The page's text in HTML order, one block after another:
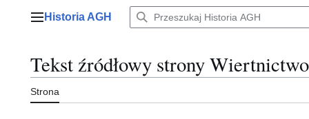
Menu główne
Historia AGH
Tekst źródłowy strony
Strona